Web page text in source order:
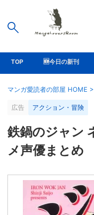
TOP 🆕今日の新刊
マンガ愛読者の部屋 HOME >
広告 アクション・冒険
鉄鍋のジャン
メ声優まとめ